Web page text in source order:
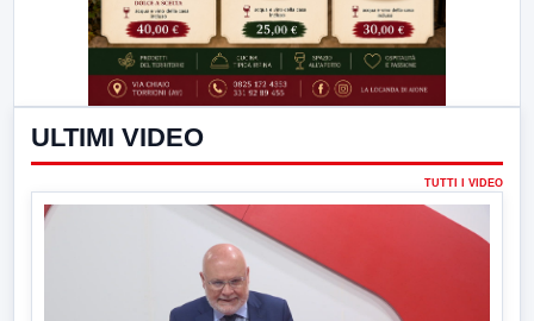
ULTIMI VIDEO
TUTTI I VIDEO